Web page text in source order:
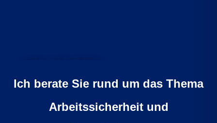
BEI
TQ-
Ich berate Sie rund um das Thema
Arbeitssicherheit und